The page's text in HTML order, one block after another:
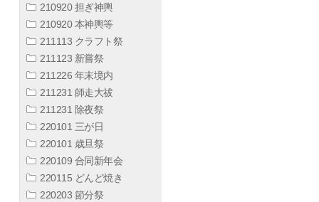
210920 担ぎ神輿
210920 本神輿等
211113 クラフト祭
211123 新嘗祭
211226 年末境内
211231 師走大祓
211231 除夜祭
220101 三が日
220101 歳旦祭
220109 合同新年会
220115 どんど焼き
220203 節分祭